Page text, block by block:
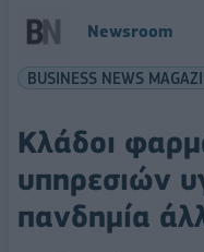
Newsroom
BUSINESS NEWS
Κλάδοι
υπηρεσιών
πανδημία